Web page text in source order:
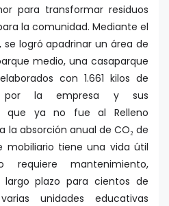
para transformar residuos
la comunidad. Mediante el
logró apadrinar un área de
medio, una casaparque
con 1.661 kilos de
por la empresa y sus
que ya no fue al Relleno
la absorción anual de CO₂ de
mobiliario tiene una vida útil
mantenimiento,
plazo para cientos de
unidades educativas